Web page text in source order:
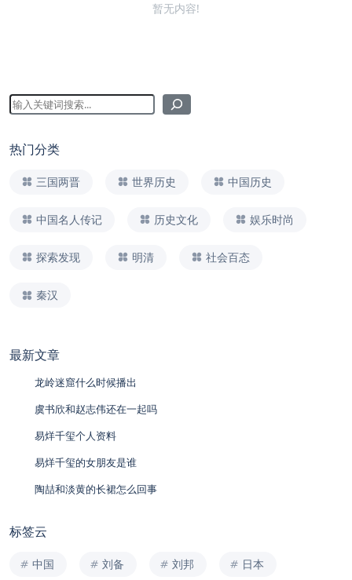
暂无内容!
热门分类
三国两晋 世界历史 中国历史
中国名人传记 历史文化 娱乐时尚
探索发现 明清 社会百态
秦汉
最新文章
龙岭迷窟什么时候播出
虞书欣和赵志伟还在一起吗
易烊千玺个人资料
易烊千玺的女朋友是谁
陶喆和淡黄的长裙怎么回事
标签云
中国 刘备 刘邦 日本